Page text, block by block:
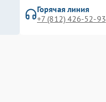
Горячая линия
+7 (812) 426-52-93